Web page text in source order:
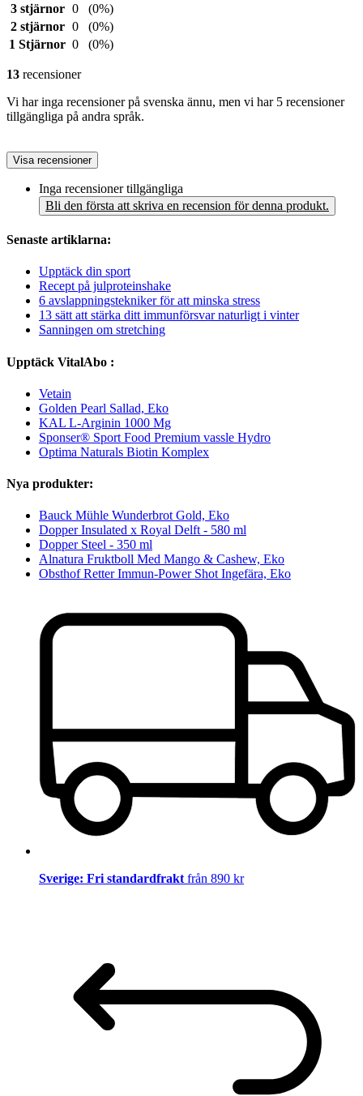
3 stjärnor 0
(0%)
2 stjärnor 0
(0%)
1 Stjärnor 0 (0%)
13 recensioner
Vi har inga recensioner på svenska ännu, men vi har 5 recensioner
tillgängliga på andra språk.
Visa recensioner
Inga recensioner tillgängliga
Bli den första att skriva en recension för denna produkt.
Senaste artiklarna:
Upptäck din sport
Recept på julproteinshake
6 avslappningstekniker för att minska stress
13 sätt att stärka ditt immunförsvar naturligt i vinter
Sanningen om stretching
Upptäck VitalAbo :
Vetain
Golden Pearl Sallad, Eko
KAL L-Arginin 1000 Mg
Sponser® Sport Food Premium vassle Hydro
Optima Naturals Biotin Komplex
Nya produkter:
Bauck Mühle Wunderbrot Gold, Eko
Dopper Insulated x Royal Delft - 580 ml
Dopper Steel - 350 ml
Alnatura Fruktboll Med Mango & Cashew, Eko
Obsthof Retter Immun-Power Shot Ingefära, Eko
Sverige: Fri standardfrakt från 890 kr